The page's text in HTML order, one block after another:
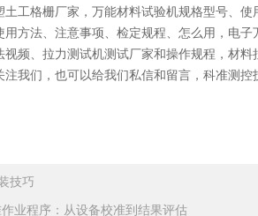
工格栅厂家，万能材料试验机规格型号、
方法、注意事项、检定规程、怎么用，电
频、拉力测试机测试厂家和操作规程，材
我们，也可以给我们私信和留言，科准测控
技巧
业程序：从设备校准到结果评估